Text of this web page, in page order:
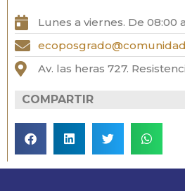
Lunes a viernes. De 08:00
Av. las heras 727.
COMPARTIR